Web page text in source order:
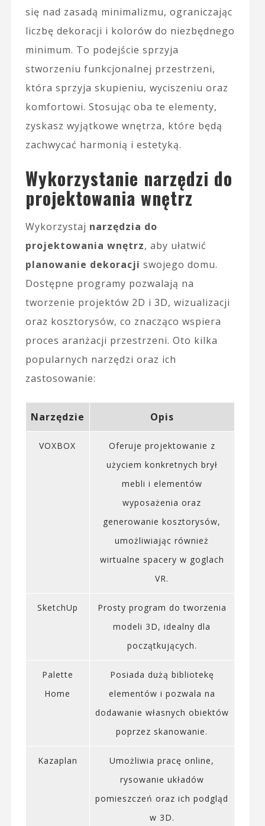
się nad zasadą minimalizmu, ograniczając
liczbę dekoracji i kolorów do niezbędnego
minimum. To podejście sprzyja
stworzeniu funkcjonalnej przestrzeni,
która sprzyja skupieniu, wyciszeniu oraz
komfortowi. Stosując oba te elementy,
zyskasz wyjątkowe wnętrza, które będą
zachwycać harmonią i estetyką.
Wykorzystanie narzędzi do
projektowania wnętrz
Wykorzystaj narzędzia do
projektowania wnętrz, aby ułatwić
planowanie dekoracji swojego domu.
Dostępne programy pozwalają na
tworzenie projektów 2D i 3D, wizualizacji
oraz kosztorysów, co znacząco wspiera
proces aranżacji przestrzeni. Oto kilka
popularnych narzędzi oraz ich
zastosowanie:
Narzędzie Opis
VOXBOX
Oferuje projektowanie z
użyciem konkretnych brył
mebli i elementów
wyposażenia oraz
generowanie kosztorysów,
umożliwiając również
wirtualne spacery w goglach
VR.
SketchUp
Prosty program do tworzenia
modeli 3D, idealny dla
początkujących.
Palette
Home
Posiada dużą bibliotekę
elementów i pozwala na
dodawanie własnych obiektów
poprzez skanowanie.
Kazaplan
Umożliwia pracę online,
rysowanie układów
pomieszczeń oraz ich podgląd
w 3D.